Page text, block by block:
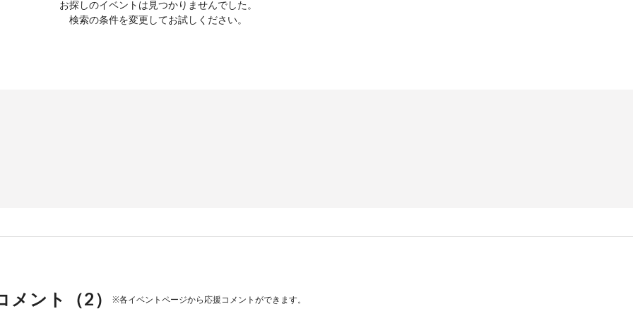
お探しのイベントは見つかりませんでした。
検索の条件を変更してお試しください。
メント（2） ※各イベントページから応援コメントができます。